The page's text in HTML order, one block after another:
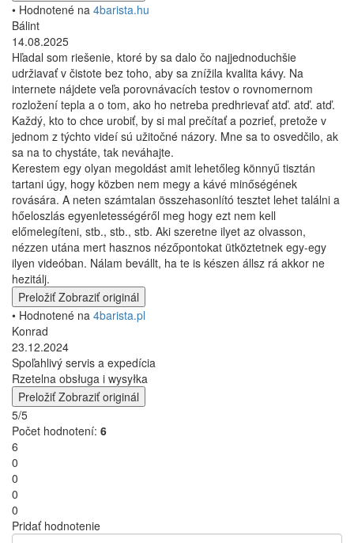
• Hodnotené na 4barista.hu
Bálint
14.08.2025
Hľadal som riešenie, ktoré by sa dalo čo najjednoduchšie
udržiavať v čistote bez toho, aby sa znížila kvalita kávy. Na
internete nájdete veľa porovnávacích testov o rovnomernom
rozložení tepla a o tom, ako ho netreba predhrievať atď. atď. atď.
Každý, kto to chce urobiť, by si mal prečítať a pozrieť, pretože v
jednom z týchto videí sú užitočné názory. Mne sa to osvedčilo, ak
sa na to chystáte, tak neváhajte.
Kerestem egy olyan megoldást amit lehetőleg könnyű tisztán
tartani úgy, hogy közben nem megy a kávé minőségének
rovására. A neten számtalan összehasonlító tesztet lehet találni a
hőeloszlás egyenletességéről meg hogy ezt nem kell
előmelegíteni, stb., stb., stb. Aki szeretne ilyet az olvasson,
nézzen utána mert hasznos nézőpontokat ütköztetnek egy-egy
ilyen videóban. Nálam bevállt, ha te is készen állsz rá akkor ne
hezitálj.
Preložiť Zobraziť originál
• Hodnotené na 4barista.pl
Konrad
23.12.2024
Spoľahlivý servis a expedícia
Rzetelna obsługa i wysyłka
Preložiť Zobraziť originál
5/5
Počet hodnotení: 6
6
0
0
0
0
Pridať hodnotenie